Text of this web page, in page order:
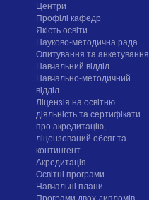
Центри
Профілі кафедр
Якість освіти
Науково-методична рада
Опитування та анкетування
Навчальний відділ
Навчально-методичний
відділ
Ліцензія на освітню
діяльність та сертифікати
про акредитацію,
ліцензований обсяг та
контингент
Акредитація
Освітні програми
Навчальні плани